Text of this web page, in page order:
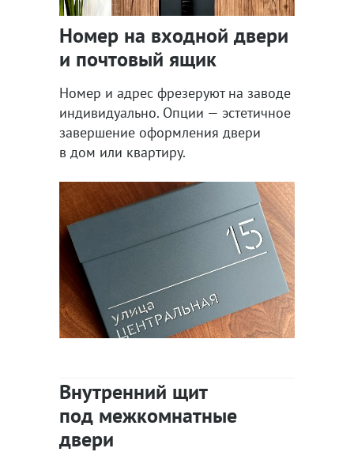
Номер на входной двери
и почтовый ящик
Номер и адрес фрезеруют на заводе
индивидуально. Опции — эстетичное
завершение оформления двери
в дом или квартиру.
Внутренний щит
под межкомнатные
двери